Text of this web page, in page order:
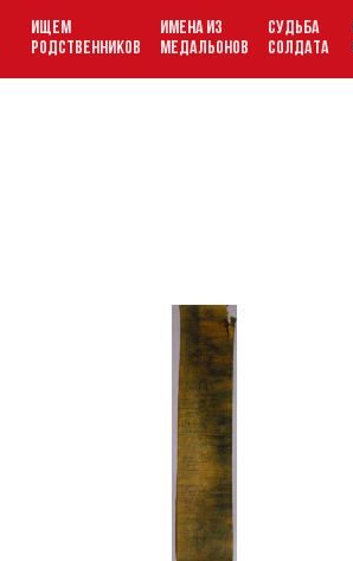
ИЩЕМ
РОДСТВЕННИКОВ
ИМЕНА ИЗ
МЕДАЛЬОНОВ
СУДЬБА
СОЛДАТА